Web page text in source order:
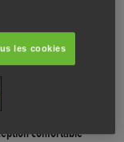
quel point vous pouvez
confortable
les cookies